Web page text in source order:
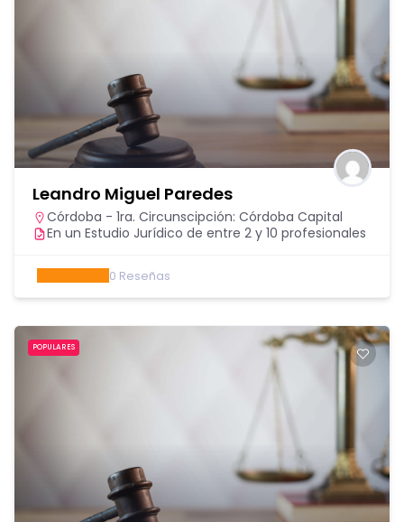
Leandro Miguel Paredes
Córdoba - 1ra. Circunscipción: Córdoba Capital
En un Estudio Jurídico de entre 2 y 10 profesionales
0 Reseñas
POPULARES